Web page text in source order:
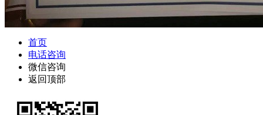
首页
电话咨询
微信咨询
返回顶部